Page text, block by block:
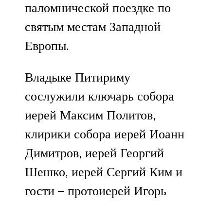
паломнической поездке по
святым местам Западной
Европы.
Владыке Питириму
сослужили ключарь собора
иерей Максим Политов,
клирики собора иерей Иоанн
Димитров, иерей Георгий
Шешко, иерей Сергий Ким и
гости – протоиерей Игорь